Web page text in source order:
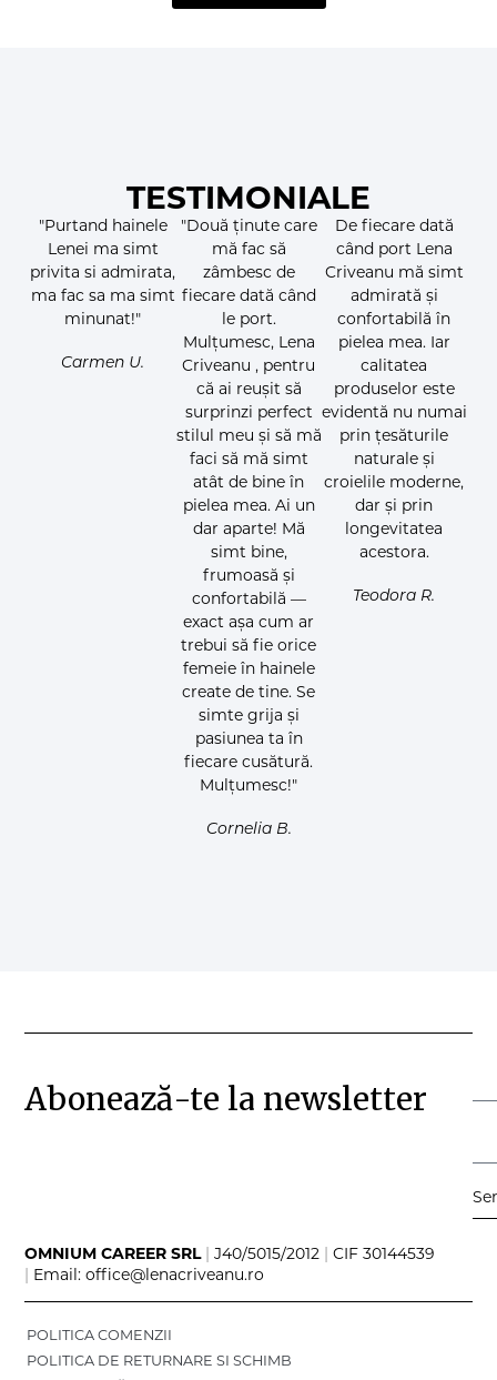
TESTIMONIALE
"Purtand hainele
Lenei ma simt
privita si admirata,
ma fac sa ma simt
minunat!"
Carmen U.
"Două ținute care
mă fac să
zâmbesc de
fiecare dată când
le port.
Mulțumesc, Lena
Criveanu , pentru
că ai reușit să
surprinzi perfect
stilul meu și să mă
faci să mă simt
atât de bine în
pielea mea. Ai un
dar aparte! Mă
simt bine,
frumoasă și
confortabilă —
exact așa cum ar
trebui să fie orice
femeie în hainele
create de tine. Se
simte grija și
pasiunea ta în
fiecare cusătură.
Mulțumesc!"
Cornelia B.
De fiecare dată
când port Lena
Criveanu mă simt
admirată și
confortabilă în
pielea mea. Iar
calitatea
produselor este
evidentă nu numai
prin țesăturile
naturale și
croielile moderne,
dar și prin
longevitatea
acestora.
Teodora R.
Abonează-te la newsletter
OMNIUM CAREER SRL | J40/5015/2012 | CIF 30144539
| Email: office@lenacriveanu.ro
POLITICA COMENZII
POLITICA DE RETURNARE SI SCHIMB